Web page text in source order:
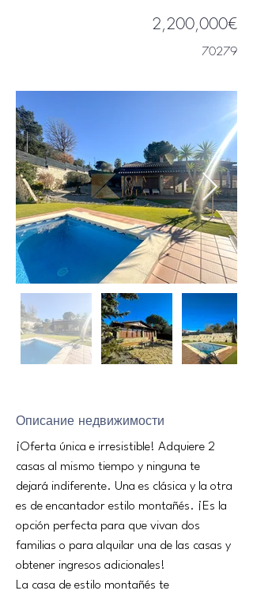
2,200,000€
70279
Описание недвижимости
¡Oferta única e irresistible! Adquiere 2
casas al mismo tiempo y ninguna te
dejará indiferente. Una es clásica y la otra
es de encantador estilo montañés. ¡Es la
opción perfecta para que vivan dos
familias o para alquilar una de las casas y
obtener ingresos adicionales!
La casa de estilo montañés te